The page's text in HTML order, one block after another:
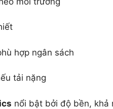
hợp ngân sách
tải nặng
nổi bật bởi độ bền, khả